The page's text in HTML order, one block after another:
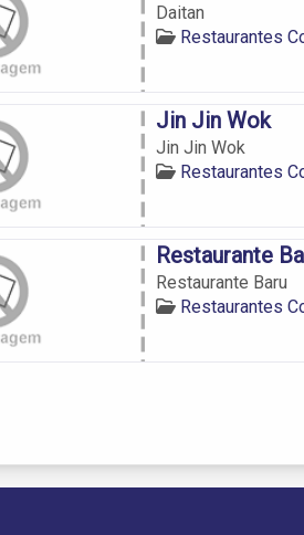
Daitan
Restaurantes
Jin Jin Wok
Jin Jin Wok
Restaurantes
Restaurante
Restaurante Baru
Restaurantes